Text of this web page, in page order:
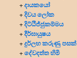
+දායකයෝ
+දිවය ලෝක
+දිට්ඨිජ්ජුකම්මය
+දීර්ඝායුෂය
+දුර්ලභ කරුණු පසක්
+දේවදත්ත හිමි